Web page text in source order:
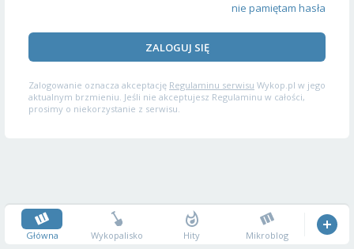
nie pamiętam hasła
ZALOGUJ SIĘ
Zalogowanie oznacza akceptację Regulaminu serwisu Wykop.pl w jego
aktualnym brzmieniu. Jeśli nie akceptujesz Regulaminu w całości,
prosimy o niekorzystanie z serwisu.
Główna Wykopalisko Hity Mikroblog